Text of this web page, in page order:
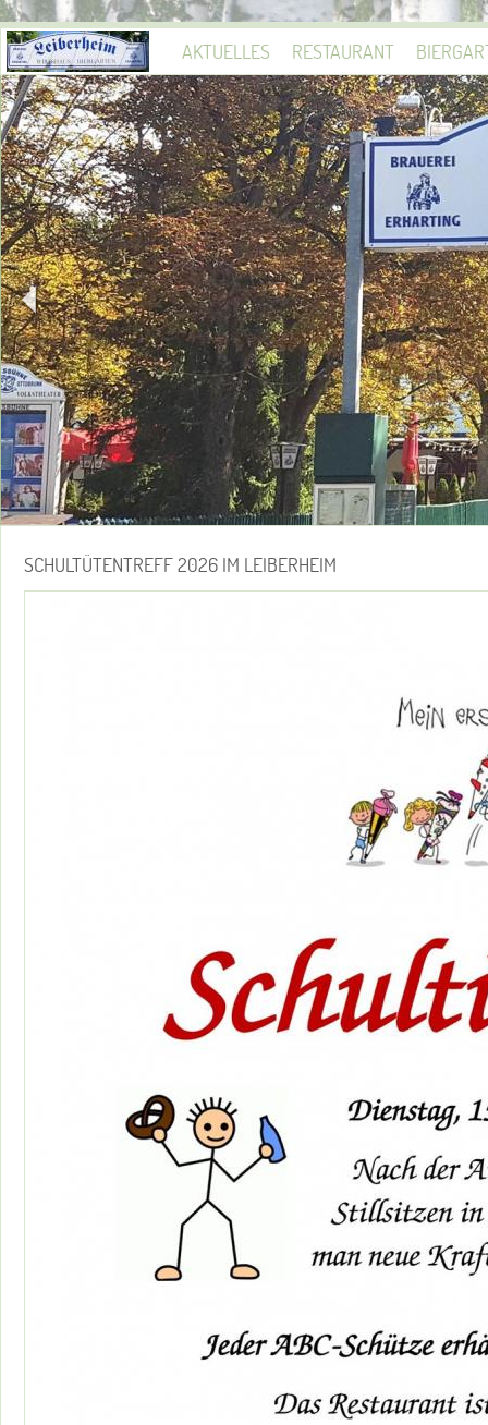
AKTUELLES RESTAURANT
SCHULTÜTENTREFF 2026 IM LEIBERHEIM